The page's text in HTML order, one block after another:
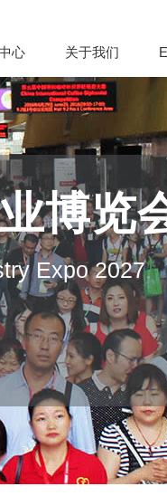
心 关于我们
博览
Expo 2027